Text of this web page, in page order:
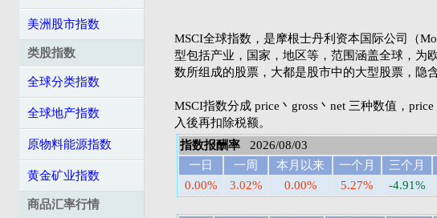
美洲股市指数
类股指数
全球分类指数
全球地产指数
原物料能源指数
黄金矿业指数
商品汇率行情
MSCI全球指数，是摩根士丹利资本国际公司（
型包括产业，国家，地区等，范围涵盖全球，为
数所组成的股票，大都是股市中的大型股票，隐
MSCI指数分成 price丶gross丶net 三种数值，
入後再扣除税额。
指数报酬率 2026/08/03
一日
一周 本月以来 一个月 三个月
0.00%
3.02% 0.00% 5.27% -4.91%